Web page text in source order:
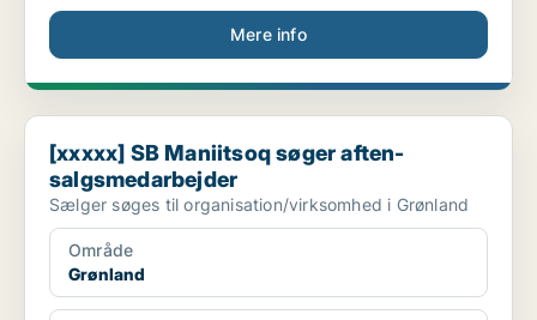
Mere info
[xxxxx] SB Maniitsoq søger aften-salgsmedarbejder
[xxxxx] SB Maniitsoq søger aften-
salgsmedarbejder
Sælger søges til organisation/virksomhed i Grønland
Område
Grønland